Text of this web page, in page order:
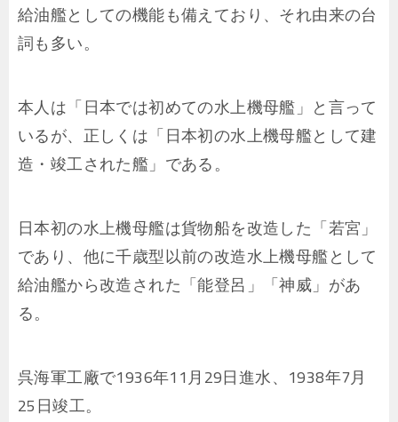
給油艦としての機能も備えており、それ由来の台
詞も多い。
本人は「日本では初めての水上機母艦」と言って
いるが、正しくは「日本初の水上機母艦として建
造・竣工された艦」である。
日本初の水上機母艦は貨物船を改造した「若宮」
であり、他に千歳型以前の改造水上機母艦として
給油艦から改造された「能登呂」「神威」があ
る。
呉海軍工廠で1936年11月29日進水、1938年7月
25日竣工。